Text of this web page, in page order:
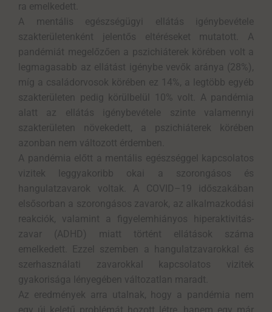
ra emelkedett.
A mentális egészségügyi ellátás igénybevétele
szakterületenként jelentős eltéréseket mutatott. A
pandémiát megelőzően a pszichiáterek körében volt a
legmagasabb az ellátást igénybe vevők aránya (28%),
míg a családorvosok körében ez 14%, a legtöbb egyéb
szakterületen pedig körülbelül 10% volt. A pandémia
alatt az ellátás igénybevétele szinte valamennyi
szakterületen növekedett, a pszichiáterek körében
azonban nem változott érdemben.
A pandémia előtt a mentális egészséggel kapcsolatos
vizitek leggyakoribb okai a szorongásos és
hangulatzavarok voltak. A COVID–19 időszakában
elsősorban a szorongásos zavarok, az alkalmazkodási
reakciók, valamint a figyelemhiányos hiperaktivitás-
zavar (ADHD) miatt történt ellátások száma
emelkedett. Ezzel szemben a hangulatzavarokkal és
szerhasználati zavarokkal kapcsolatos vizitek
gyakorisága lényegében változatlan maradt.
Az eredmények arra utalnak, hogy a pandémia nem